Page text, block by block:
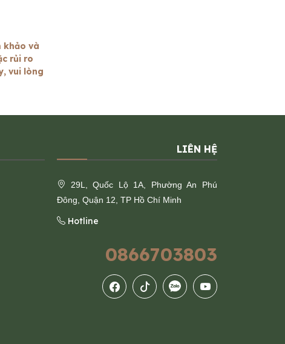
khảo và
rủi ro
vui lòng
LIÊN HỆ
29L, Quốc Lộ 1A, Phường An Phú
Đông, Quận 12, TP Hồ Chí Minh
Hotline
0866703803